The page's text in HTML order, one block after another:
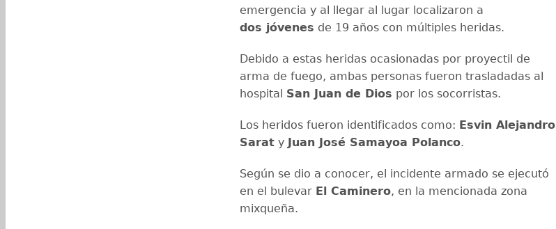
emergencia y al llegar al lugar localizaron a
dos jóvenes de 19 años con múltiples heridas.
Debido a estas heridas ocasionadas por proyectil de
arma de fuego, ambas personas fueron trasladadas al
hospital San Juan de Dios por los socorristas.
Los heridos fueron identificados como: Esvin Alejandro
Sarat y Juan José Samayoa Polanco.
Según se dio a conocer, el incidente armado se ejecutó
en el bulevar El Caminero, en la mencionada zona
mixqueña.